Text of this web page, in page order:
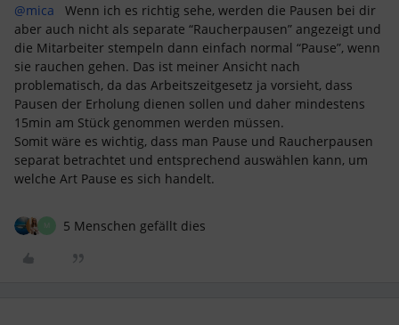
@mica Wenn ich es richtig sehe, werden die Pausen bei dir
aber auch nicht als separate “Raucherpausen” angezeigt und
die Mitarbeiter stempeln dann einfach normal “Pause”, wenn
sie rauchen gehen. Das ist meiner Ansicht nach
problematisch, da das Arbeitszeitgesetz ja vorsieht, dass
Pausen der Erholung dienen sollen und daher mindestens
15min am Stück genommen werden müssen.
Somit wäre es wichtig, dass man Pause und Raucherpausen
separat betrachtet und entsprechend auswählen kann, um
welche Art Pause es sich handelt.
M 5 Menschen gefällt dies